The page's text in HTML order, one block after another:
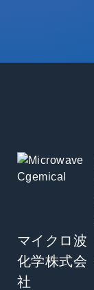
マイクロ波
化学株式会
社